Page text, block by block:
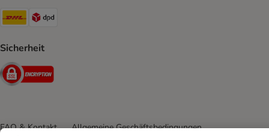
DHL Shipping Method
Sicherheit
Security
FAQ & Kontakt
Allgemeine Geschäftsbedingungen